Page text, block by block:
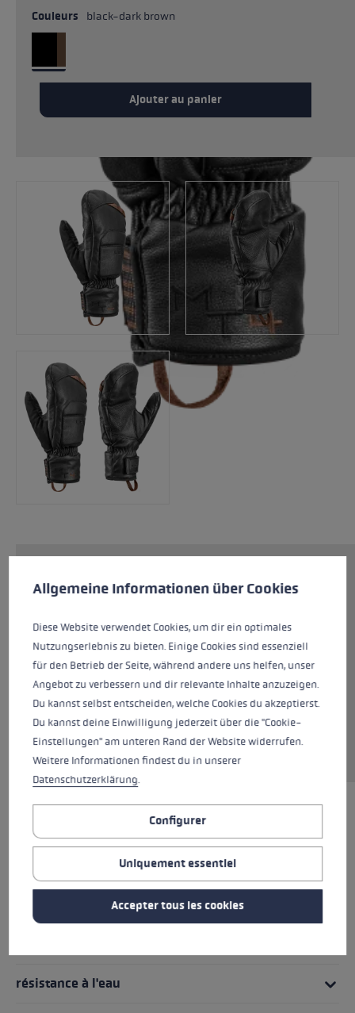
Couleurs black-dark brown
Ajouter au panier
optimales pour la descente. Cette moufle en
qui attachent une grande importance à leur
équipement. Il est fabriqué en 100 % cuir de
chèvre haut de gamme. La Montera Prime Mitt
est ainsi très souple, agréable et offre une
bonne adhérence. L'isolation Primaloft® Gold
combinée à une doublure Micro Bemberg
assure une protection optimale contre le froid.
MEILLEURS PRODUITS
Poignée - Système de boucle/gant
résistance à l'eau
Préférences en matière de cookies
This website uses cookies to give you the best possible experience.
Allgemeine Informationen über Cookies
Diese Website verwendet Cookies, um dir ein optimales
Nutzungserlebnis zu bieten. Einige Cookies sind essenziell
für den Betrieb der Seite, während andere uns helfen, unser
Angebot zu verbessern und dir relevante Inhalte anzuzeigen.
Du kannst selbst entscheiden, welche Cookies du akzeptierst.
Du kannst deine Einwilligung jederzeit über die "Cookie-
Einstellungen" am unteren Rand der Website widerrufen.
Weitere Informationen findest du in unserer
Datenschutzerklärung.
Configurer
Uniquement essentiel
Accepter tous les cookies